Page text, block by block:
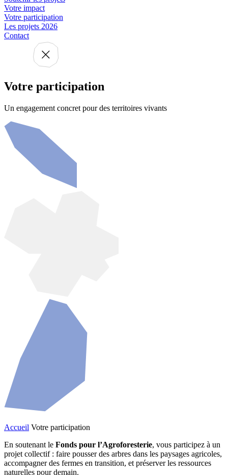
Votre impact
Votre participation
Les projets 2026
Contact
Votre participation
Un engagement concret pour des territoires vivants
Accueil Votre participation
En soutenant le Fonds pour l’Agroforesterie, vous participez à un
projet collectif : faire pousser des arbres dans les paysages agricoles,
accompagner des fermes en transition, et préserver les ressources
naturelles pour demain.